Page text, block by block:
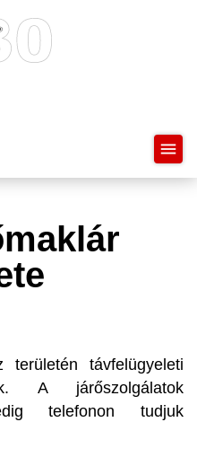
menu
területén távfelügyeleti
A járőszolgálatok
telefonon tudjuk